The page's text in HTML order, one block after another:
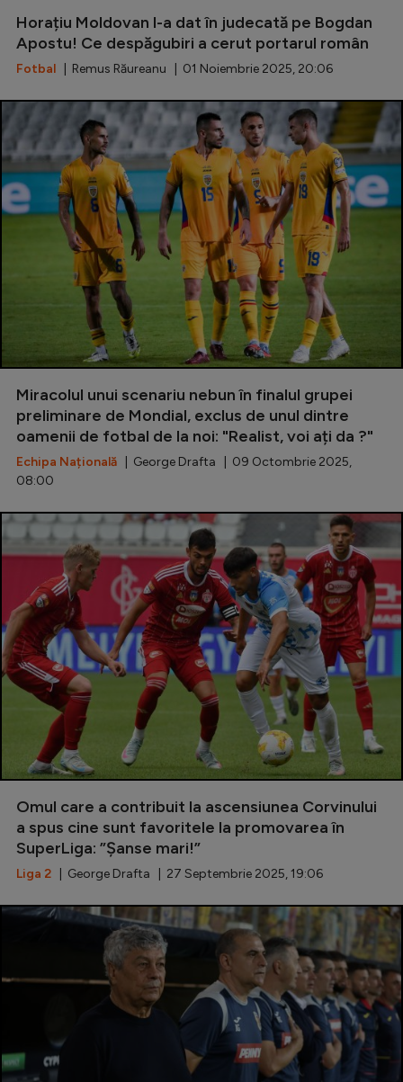
Serie A
Bundesliga
Campionate
Starurile fotbalului
EURO 2024
Stranieri
Clasamente
Tenis
Handbal
Natație
Formula 1
Auto
Rugby
Ciclism
Alte sporturi
JO 2024
JO 2026
Intră în cont
Creează cont
Horațiu Moldovan l-a dat în judecată pe Bogdan
Apostu! Ce despăgubiri a cerut portarul român
Fotbal | Remus Răureanu | 01 Noiembrie 2025, 20:06
Miracolul unui scenariu nebun în finalul grupei
preliminare de Mondial, exclus de unul dintre
oamenii de fotbal de la noi: "Realist, voi ați da ?"
Echipa Națională | George Drafta | 09 Octombrie 2025,
08:00
Omul care a contribuit la ascensiunea Corvinului
a spus cine sunt favoritele la promovarea în
SuperLiga: ”Șanse mari!”
Liga 2 | George Drafta | 27 Septembrie 2025, 19:06